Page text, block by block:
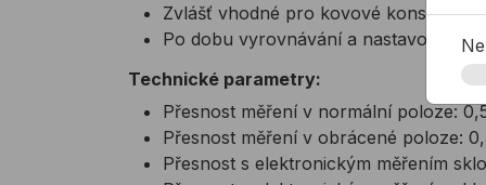
Zvlášť vhodné pro kovové
Po dobu vyrovnávání a nastavování
Technické parametry:
Přesnost měření v normální poloze:
Přesnost měření v obrácené poloze:
Přesnost s elektronickým měřením